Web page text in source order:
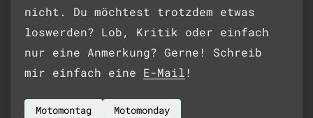
nicht. Du möchtest trotzdem etwas
loswerden? Lob, Kritik oder einfach
nur eine Anmerkung? Gerne! Schreib
mir einfach eine E-Mail !
Motomontag Motomonday